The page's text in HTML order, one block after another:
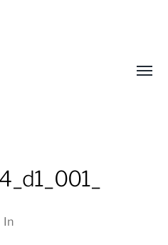
Menü
In